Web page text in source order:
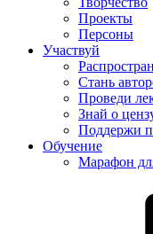
Проекты
Персоны
Участвуй
Стань
Проведи
Знай о
Поддержи
Обучение
Марафон